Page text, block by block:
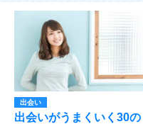
出会い
出会いがうまくいく30の